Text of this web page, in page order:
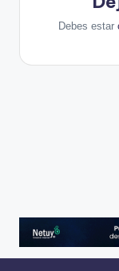
Debes estar